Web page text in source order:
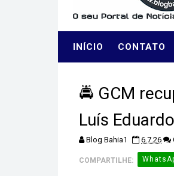
INÍCIO CONTATO
🚔 GCM
Luís
Blog Bahia1 6.7.26
COMPARTILHE: